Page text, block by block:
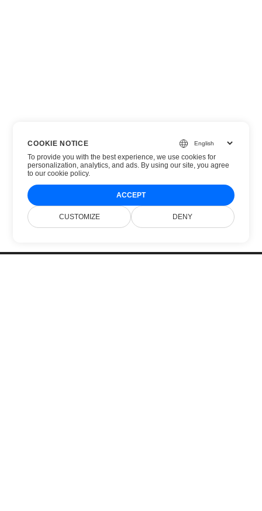
COOKIE NOTICE
To provide you with the best experience, we use cookies for
personalization, analytics, and ads. By using our site, you agree
toour cookie policy.
ACCEPT
CUSTOMIZE DENY